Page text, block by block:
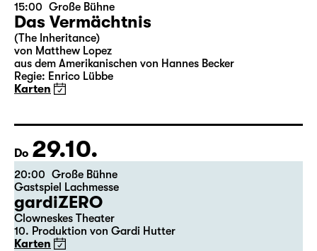
15:00 Große Bühne
Das Vermächtnis
(The Inheritance)
von Matthew Lopez
aus dem Amerikanischen von Hannes Becker
Regie: Enrico Lübbe
Karten
Do 29.10.
20:00 Große Bühne
Gastspiel Lachmesse
gardiZERO
Clowneskes Theater
10. Produktion von Gardi Hutter
Karten